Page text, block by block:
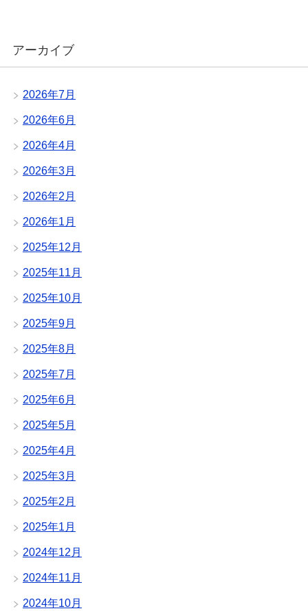
アーカイブ
2026年7月
2026年6月
2026年4月
2026年3月
2026年2月
2026年1月
2025年12月
2025年11月
2025年10月
2025年9月
2025年8月
2025年7月
2025年6月
2025年5月
2025年4月
2025年3月
2025年2月
2025年1月
2024年12月
2024年11月
2024年10月